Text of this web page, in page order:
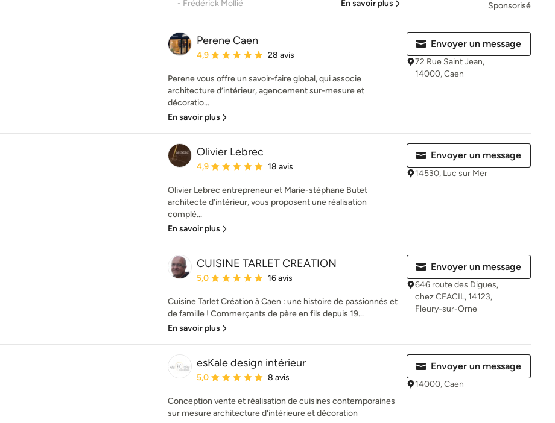
- Frédérick Mollié
En savoir plus Sponsorisé
Perene Caen
Note moyenne : 4.9 étoiles sur 5
4,9 28 avis
Perene vous offre un savoir-faire global, qui associe
architecture d’intérieur, agencement sur-mesure et
décoratio...
En savoir plus
Envoyer un message
72 Rue Saint Jean,
14000, Caen
Olivier Lebrec
Note moyenne : 4.9 étoiles sur 5
4,9 18 avis
Olivier Lebrec entrepreneur et Marie-stéphane Butet
architecte d’intérieur, vous proposent une réalisation
complè...
En savoir plus
Envoyer un message
14530, Luc sur Mer
CUISINE TARLET CREATION
Note moyenne : 5 étoiles sur 5
5,0 16 avis
Cuisine Tarlet Création à Caen : une histoire de passionnés et
de famille ! Commerçants de père en fils depuis 19...
En savoir plus
Envoyer un message
646 route des Digues,
chez CFACIL, 14123,
Fleury-sur-Orne
esKale design intérieur
Note moyenne : 5 étoiles sur 5
5,0 8 avis
Conception vente et réalisation de cuisines contemporaines
sur mesure architecture d'intérieure et décoration
Envoyer un message
14000, Caen